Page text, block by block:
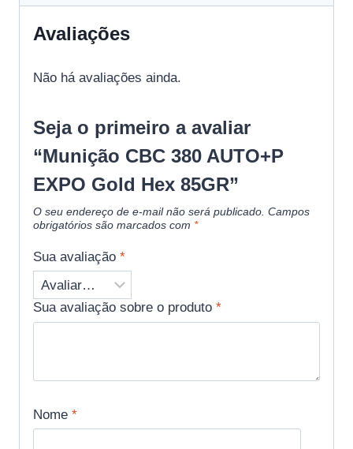
Avaliações
Não há avaliações ainda.
Seja o primeiro a avaliar
“Munição CBC 380 AUTO+P
EXPO Gold Hex 85GR”
O seu endereço de e-mail não será publicado. Campos
obrigatórios são marcados com *
Sua avaliação *
Sua avaliação sobre o produto *
Nome *